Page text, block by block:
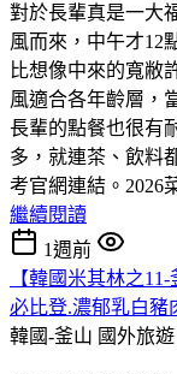
對於長輩真是一大
風而來，中午才12
比想像中來的寬敝
風適合各年齡層，
長輩的點餐也很有
多，就連茶、飲料
考官網連結。2026
繼續閱讀
1週前
【韓國米其林之
必比登.濃郁乳白豬
韓國-釜山 國外旅遊